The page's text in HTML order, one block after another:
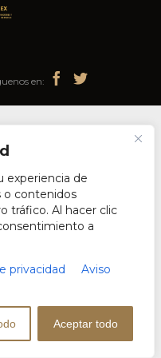
experiencia de
o contenidos
tráfico. Al hacer clic
a
privacidad
Aviso
Aceptar todo
en:  